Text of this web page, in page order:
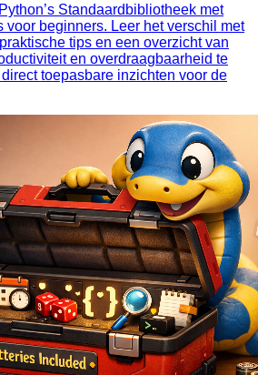
Standaardbibliotheek met
beginners. Leer het verschil met
tips en een overzicht van
en overdraagbaarheid te
toepasbare inzichten voor de